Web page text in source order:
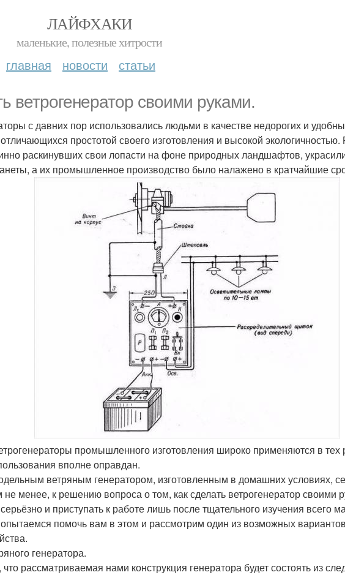
ЛАЙФХАКИ
маленькие, полезные хитрости
главная новости статьи
ветрогенератор своими руками.
с давних пор использовались людьми в качестве недорогих и
простотой своего изготовления и высокой
раскинувших свои лопасти на фоне природных ландшафтов,
а их промышленное производство было налажено в кратчайшие
промышленного изготовления широко применяются в тех
вполне оправдан.
ветряным генератором, изготовленным в домашних условиях,
менее, к решению вопроса о том, как сделать ветрогенератор своими
и приступать к работе лишь после тщательного изучения всего
помочь вам в этом и рассмотрим один из возможных
генератора.
рассматриваемая нами конструкция генератора будет состоять из